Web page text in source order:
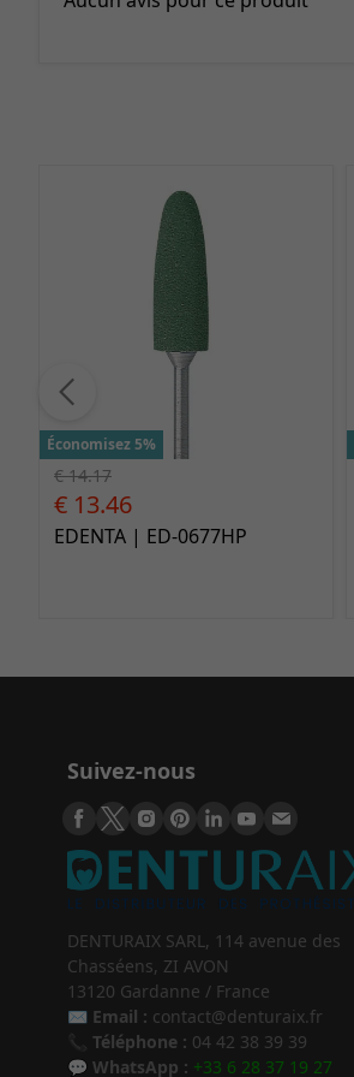
Économisez 5%
€ 14.17
€ 13.46
EDENTA | ED-0677HP
Suivez-nous
DENTURAIX SARL, 114 avenue des
Chasséens, ZI AVON
13120 Gardanne / France
✉️ Email : contact@denturaix.fr
Téléphone : 04 42 38 39 39
💬 WhatsApp : +33 6 28 37 19 27